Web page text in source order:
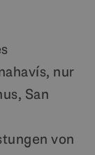
nur
San
von